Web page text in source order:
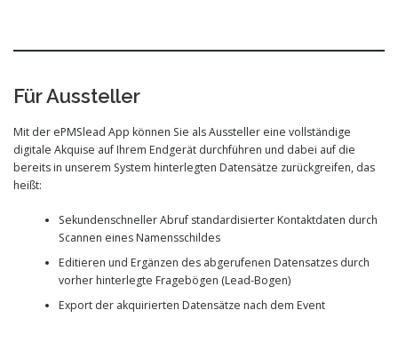
Für Aussteller
Mit der ePMSlead App können Sie als Aussteller eine vollständige
digitale Akquise auf Ihrem Endgerät durchführen und dabei auf die
bereits in unserem System hinterlegten Datensätze zurückgreifen, das
heißt:
Sekundenschneller Abruf standardisierter Kontaktdaten durch
Scannen eines Namensschildes
Editieren und Ergänzen des abgerufenen Datensatzes durch
vorher hinterlegte Fragebögen (Lead-Bogen)
Export der akquirierten Datensätze nach dem Event